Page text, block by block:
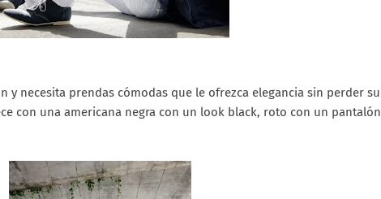
y necesita prendas cómodas que le ofrezca elegancia sin perder su
con una americana negra con un look black, roto con un pantalón